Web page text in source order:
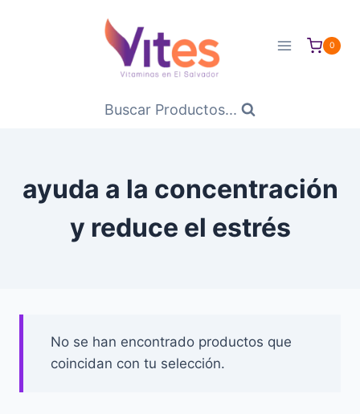
0
Buscar Productos...
ayuda a la concentración
y reduce el estrés
No se han encontrado productos que
coincidan con tu selección.